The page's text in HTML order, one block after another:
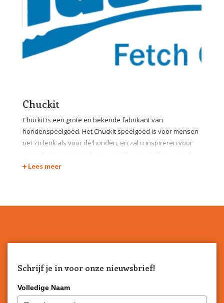
Chuckit
Chuckit is een grote en bekende fabrikant van
hondenspeelgoed. Het Chuckit speelgoed is voor mensen
net zo leuk als voor de honden, en zal u inspireren voor
hond. Chuckit maakt vooral fantastisch hondenspeelgoed
Lees meer
Schrijf je in voor onze nieuwsbrief!
Volledige Naam